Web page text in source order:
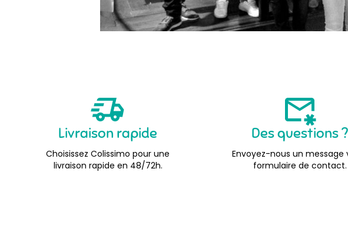
Livraison rapide
Choisissez Colissimo pour une
livraison rapide en 48/72h.
Des questions ?
Envoyez-nous un message
formulaire de contact.